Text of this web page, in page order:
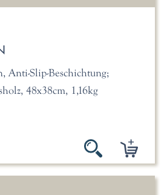
Anti-Slip-Beschichtung;
48x38cm, 1,16kg